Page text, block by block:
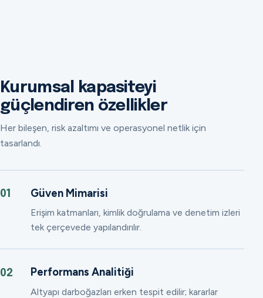
Kurumsal kapasiteyi
güçlendiren özellikler
Her bileşen, risk azaltımı ve operasyonel netlik için
tasarlandı.
01 Güven Mimarisi
Erişim katmanları, kimlik doğrulama ve denetim izleri
tek çerçevede yapılandırılır.
02 Performans Analitiği
Altyapı darboğazları erken tespit edilir; kararlar